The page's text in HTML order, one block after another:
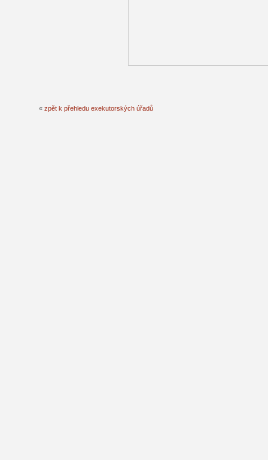
« zpět k přehledu exekutorských úřadů